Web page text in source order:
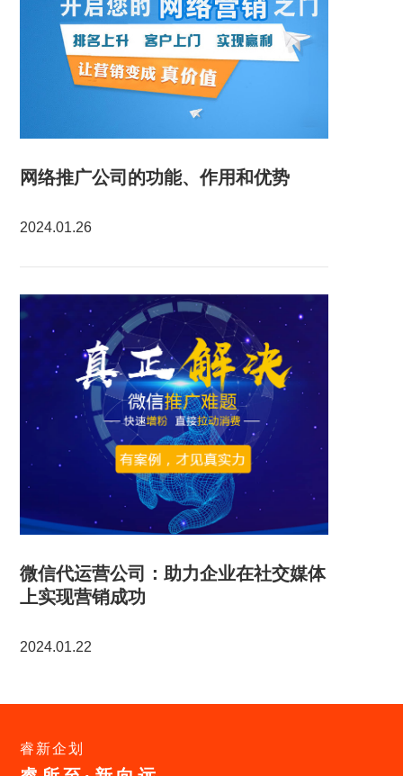
网络推广公司的功能、作用和优势
2024.01.26
微信代运营公司：助力企业在社交媒体
上实现营销成功
2024.01.22
睿新企划